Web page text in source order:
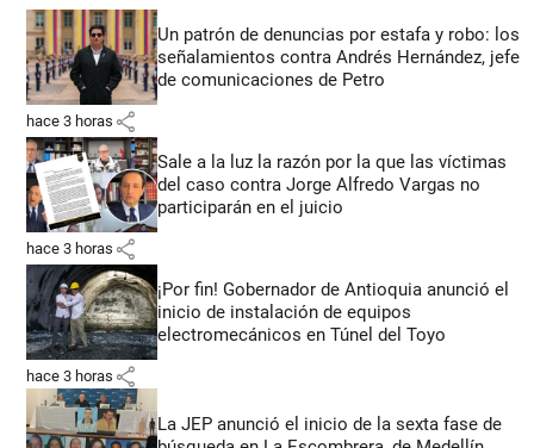
Un patrón de denuncias por estafa y robo: los
señalamientos contra Andrés Hernández, jefe
de comunicaciones de Petro
hace 3 horas share
Sale a la luz la razón por la que las víctimas
del caso contra Jorge Alfredo Vargas no
participarán en el juicio
hace 3 horas share
¡Por fin! Gobernador de Antioquia anunció el
inicio de instalación de equipos
electromecánicos en Túnel del Toyo
hace 3 horas share
La JEP anunció el inicio de la sexta fase de